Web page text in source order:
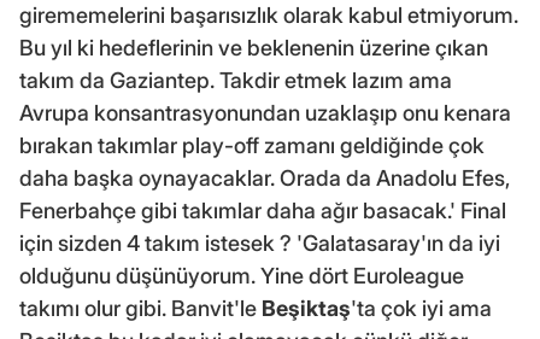
girememelerini başarısızlık olarak kabul etmiyorum.
Bu yıl ki hedeflerinin ve beklenenin üzerine çıkan
takım da Gaziantep. Takdir etmek lazım ama
Avrupa konsantrasyonundan uzaklaşıp onu kenara
bırakan takımlar play-off zamanı geldiğinde çok
daha başka oynayacaklar. Orada da Anadolu Efes,
Fenerbahçe gibi takımlar daha ağır basacak.' Final
için sizden 4 takım istesek ? 'Galatasaray'ın da iyi
olduğunu düşünüyorum. Yine dört Euroleague
takımı olur gibi. Banvit'le Beşiktaş'ta çok iyi ama